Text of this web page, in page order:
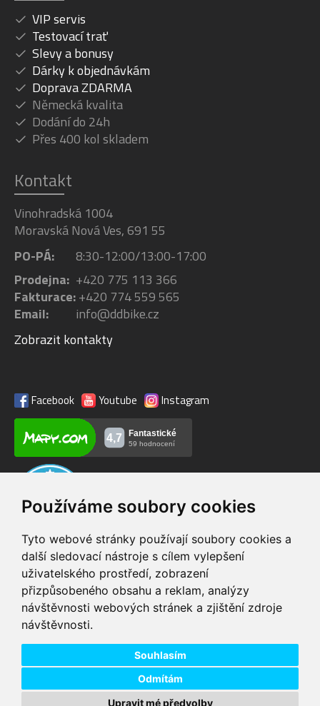
Používáme soubory cookies
Tyto webové stránky používají soubory cookies a
další sledovací nástroje s cílem vylepšení
uživatelského prostředí, zobrazení
přizpůsobeného obsahu a reklam, analýzy
návštěvnosti webových stránek a zjištění zdroje
návštěvnosti.
Souhlasím
Odmítám
Upravit mé předvolby
VIP servis
Testovací trať
Slevy a bonusy
Dárky k objednávkám
Doprava ZDARMA
Německá kvalita
Dodání do 24h
Přes 400 kol skladem
Kontakt
Vinohradská 1004
Moravská Nová Ves, 691 55
PO-PÁ:
8:30-12:00/13:00-17:00
Prodejna: +420 775 113 366
Fakturace:+420 774 559 565
Email:
info@ddbike.cz
Zobrazit kontakty
Facebook Youtube Instagram
VIP servis
na zakoupená
elektrokola
Testovací trať
možnost vyzkoušet si
elektrokola
Doprava ZDARMA
pro objednávky nad 1600 zboží skladem při